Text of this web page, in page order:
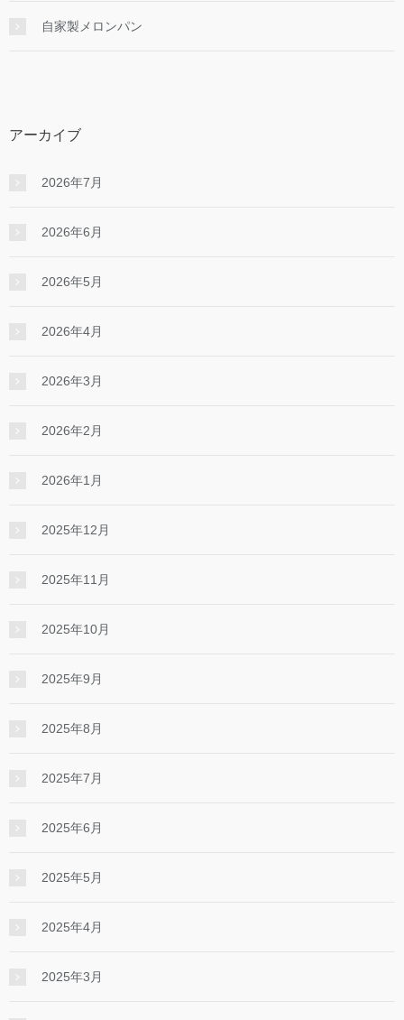
自家製メロンパン
アーカイブ
2026年7月
2026年6月
2026年5月
2026年4月
2026年3月
2026年2月
2026年1月
2025年12月
2025年11月
2025年10月
2025年9月
2025年8月
2025年7月
2025年6月
2025年5月
2025年4月
2025年3月